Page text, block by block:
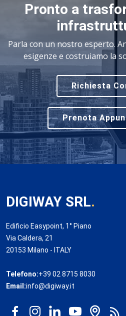
Pronto a
Parla con un nostro esperto.
esigenze e costruiamo la
Richiesta
Prenota
DIGIWAY SRL.
Edificio Easypoint, 1° Piano
Via Caldera, 21
20153 Milano - ITALY
Telefono:+39 02 8715 8030
Email:info@digiway.it